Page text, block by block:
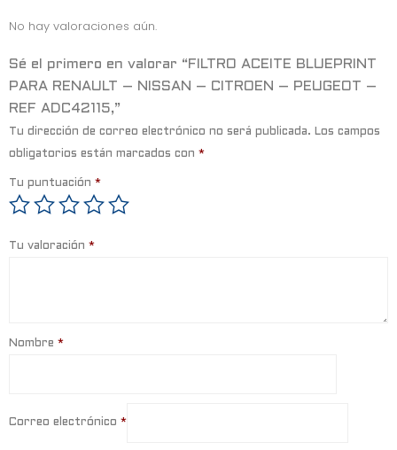
o
k
p
No hay valoraciones aún.
Sé el primero en valorar “FILTRO ACEITE BLUEPRINT
PARA RENAULT – NISSAN – CITROEN – PEUGEOT –
REF ADC42115,”
Tu dirección de correo electrónico no será publicada. Los campos
obligatorios están marcados con *
Tu puntuación *
Tu valoración *
Nombre *
Correo electrónico *